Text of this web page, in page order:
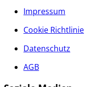
gewählt
werden
Impressum
Cookie Richtlinie
Datenschutz
AGB